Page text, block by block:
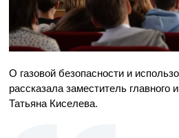
О газовой безопасности и
рассказала заместитель
Татьяна Киселева.